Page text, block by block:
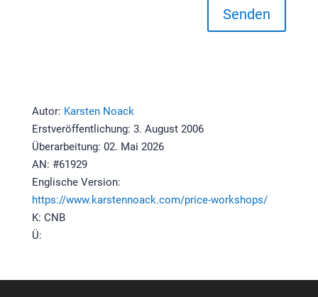
Senden
Autor: Karsten Noack
Erstveröffentlichung: 3. August 2006
Überarbeitung: 02. Mai 2026
AN: #61929
Englische Version:
https://www.karstennoack.com/price-workshops/
K: CNB
Ü: